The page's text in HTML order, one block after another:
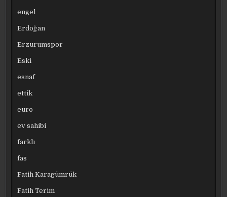
engel
Erdoğan
Erzurumspor
Eski
esnaf
ettik
euro
ev sahibi
farklı
fas
Fatih Karagümrük
Fatih Terim